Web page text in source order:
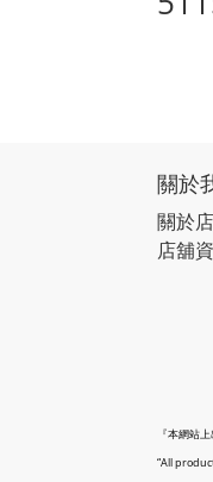
關於
關於
店舖
『本網站
“All